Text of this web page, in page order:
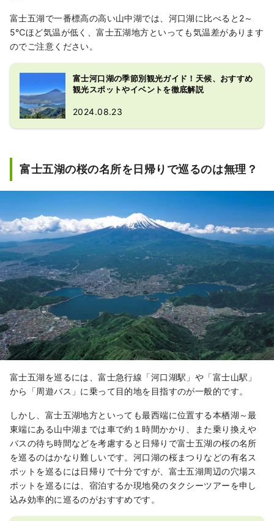
富士五湖で一番標高の高い山中湖では、河口湖に比べると2～
5℃ほど気温が低く、富士五湖地方といっても気温差があります
のでご注意ください。
富士河口湖の季節別観光ガイド！天候、おすすめ
観光スポットやイベントを徹底解説
2024.08.23
富士五湖の桜の名所を日帰りで巡るのは無理？
富士五湖を巡るには、富士急行線「河口湖駅」や「富士山駅」
から「周遊バス」に乗って目的地を目指すのが一般的です。
しかし、富士五湖地方といっても最西端に位置する本栖湖～最
東端にある山中湖までは車で約１時間かかり、また乗り換えや
バスの待ち時間などを考慮すると日帰りで富士五湖の桜の名所
を巡るのはかなり難しいです。河口湖の桜まつりなどの有名ス
ポットを巡るには日帰りで十分ですが、富士五湖周辺の穴場ス
ポットを巡るには、宿泊するか現地発のタクシーツアーを申し
込み効率的に巡るのがおすすめです。